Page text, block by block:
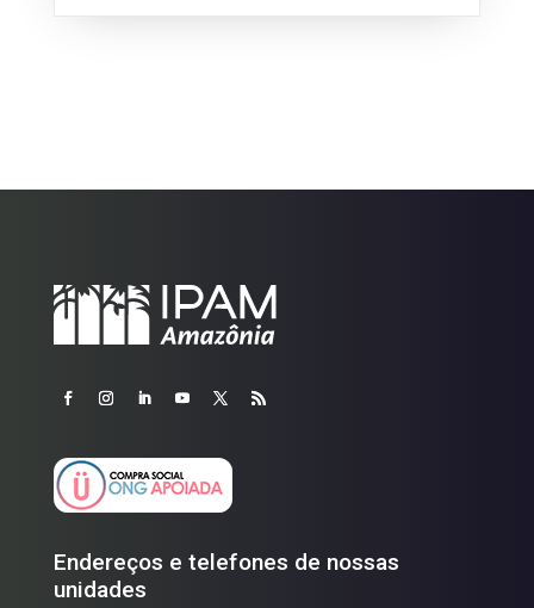
Endereços e telefones de nossas
unidades